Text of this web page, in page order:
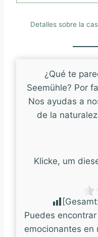
Detalles sobre la
¿Qué te
Seemühle? Por
Nos ayudas a
de la
Klicke, um
Puedes
emocionantes en